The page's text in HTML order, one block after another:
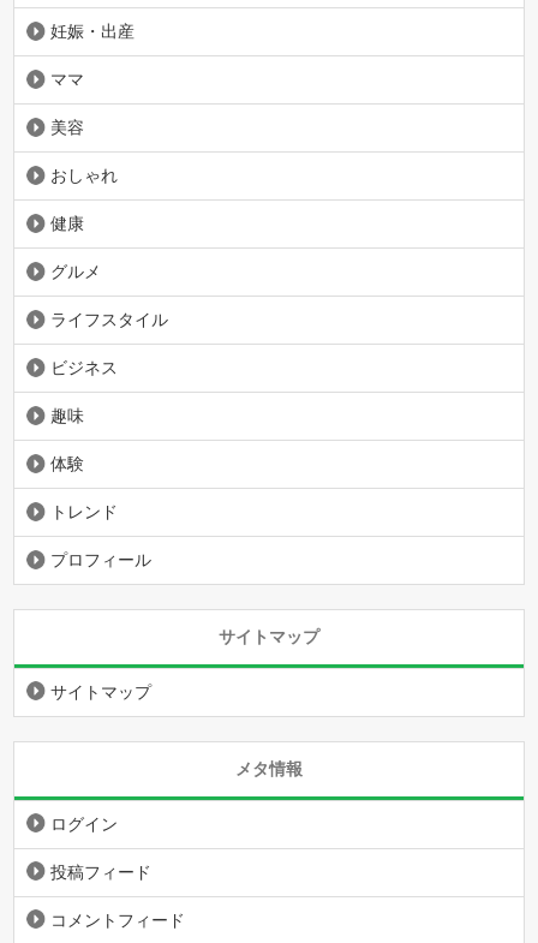
妊娠・出産
ママ
美容
おしゃれ
健康
グルメ
ライフスタイル
ビジネス
趣味
体験
トレンド
プロフィール
サイトマップ
サイトマップ
メタ情報
ログイン
投稿フィード
コメントフィード